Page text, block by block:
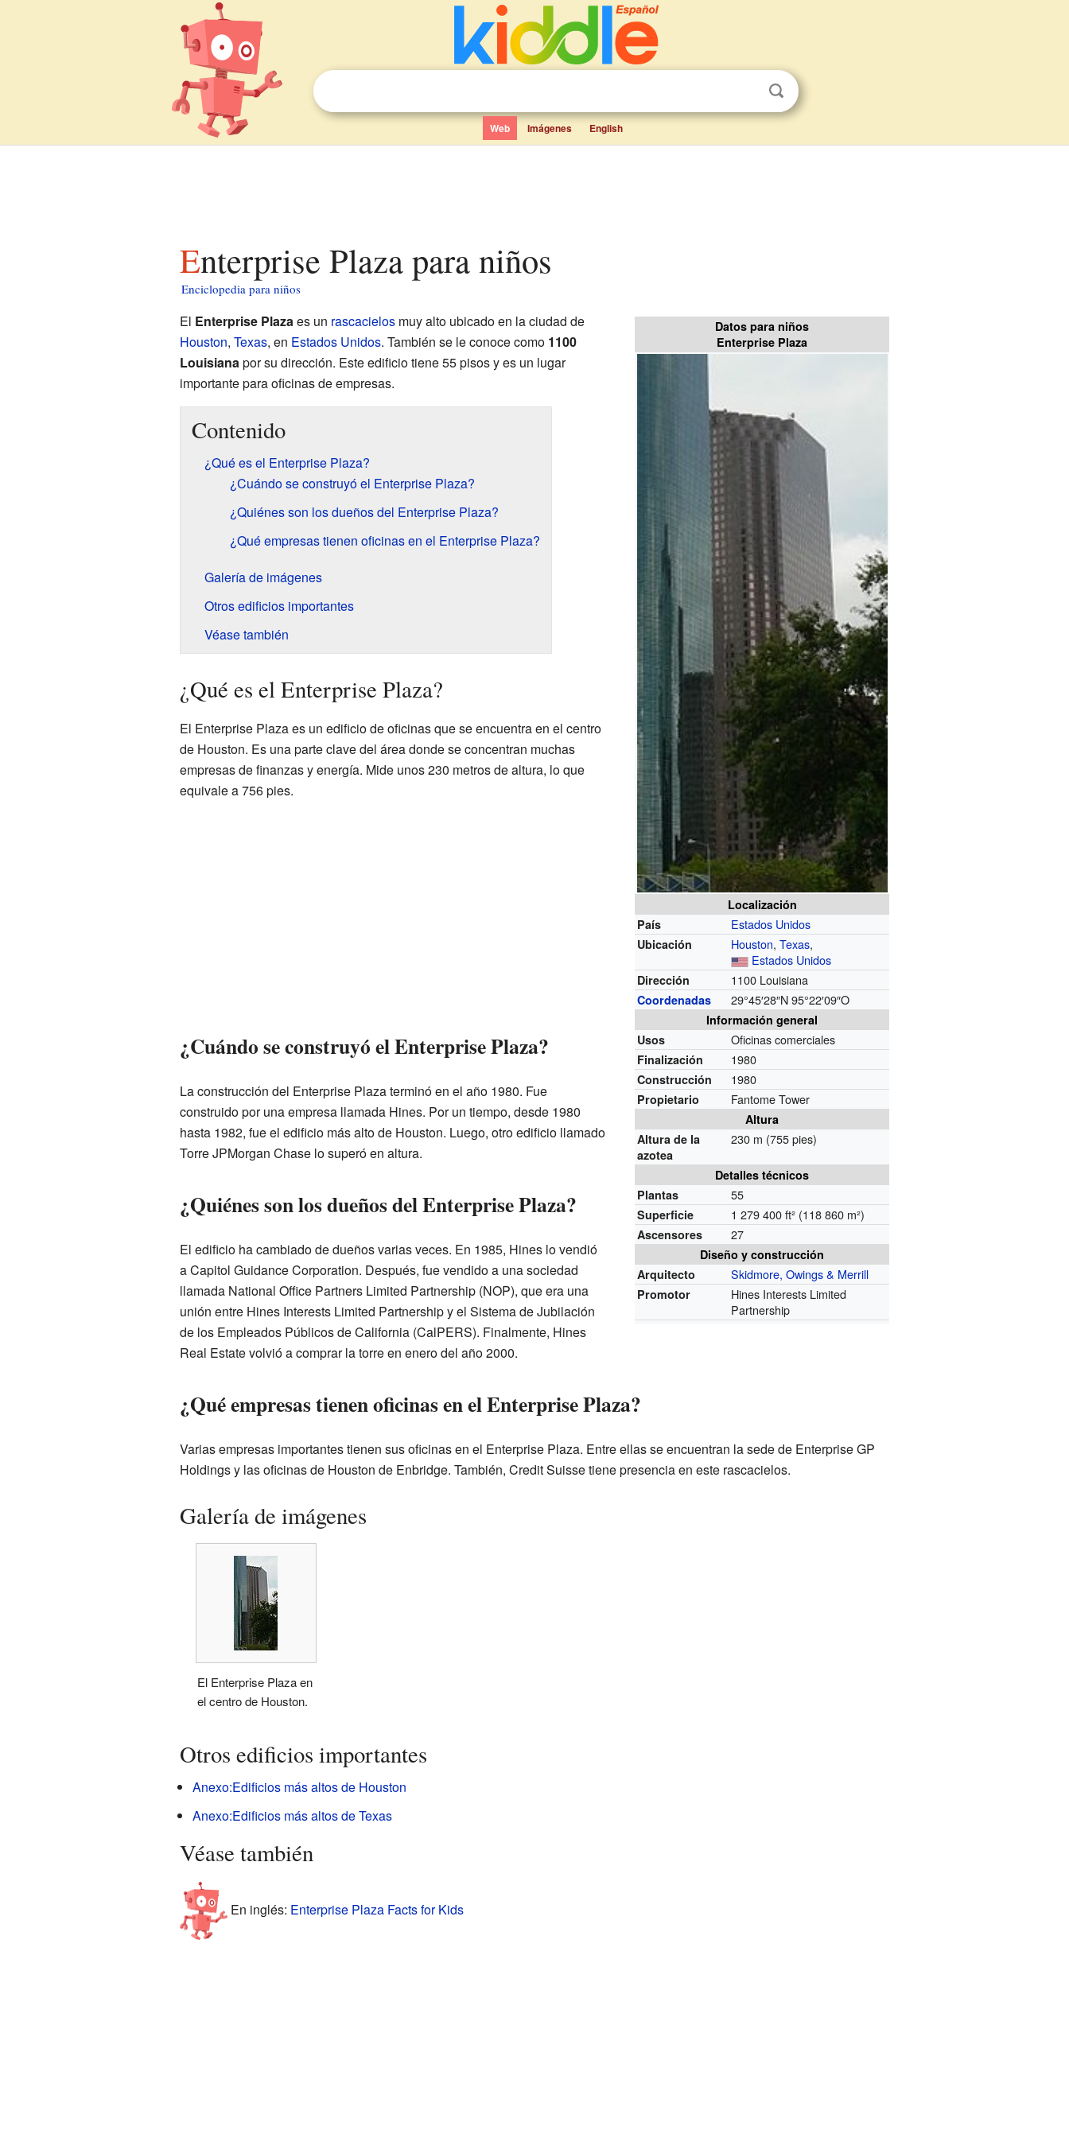
Web Imágenes English
Enterprise Plaza para niños
Enciclopedia para niños
Datos para niños
Enterprise Plaza
Localización
País
Estados Unidos
Ubicación Houston,Texas,
Estados Unidos
Dirección 1100 Louisiana
Coordenadas 29°45′28″N 95°22′09″O
Información general
Usos
Oficinas comerciales
Finalización 1980
Construcción 1980
Propietario Fantome Tower
Altura
Altura de la
azotea
230 m (755 pies)
Detalles técnicos
Plantas
55
Superficie 1 279 400 ft² (118 860 m²)
Ascensores 27
Diseño y construcción
Arquitecto
Skidmore, Owings & Merrill
Promotor
Hines Interests Limited
Partnership
El Enterprise Plazaes un rascacielosmuy alto ubicado en la ciudad de
Houston, Texas, en Estados Unidos. También se le conoce como 1100
Louisianapor su dirección. Este edificio tiene 55 pisos y es un lugar
importante para oficinas de empresas.
Contenido
¿Qué es el Enterprise Plaza?
¿Cuándo se construyó el Enterprise Plaza?
¿Quiénes son los dueños del Enterprise Plaza?
¿Qué empresas tienen oficinas en el Enterprise Plaza?
Galería de imágenes
Otros edificios importantes
Véase también
¿Qué es el Enterprise Plaza?
El Enterprise Plaza es un edificio de oficinas que se encuentra en el centro
de Houston. Es una parte clave del área donde se concentran muchas
empresas de finanzas y energía. Mide unos 230 metros de altura, lo que
equivale a 756 pies.
¿Cuándo se construyó el Enterprise Plaza?
La construcción del Enterprise Plaza terminó en el año 1980. Fue
construido por una empresa llamada Hines. Por un tiempo, desde 1980
hasta 1982, fue el edificio más alto de Houston. Luego, otro edificio llamado
Torre JPMorgan Chase lo superó en altura.
¿Quiénes son los dueños del Enterprise Plaza?
El edificio ha cambiado de dueños varias veces. En 1985, Hines lo vendió
a Capitol Guidance Corporation. Después, fue vendido a una sociedad
llamada National Office Partners Limited Partnership (NOP), que era una
unión entre Hines Interests Limited Partnership y el Sistema de Jubilación
de los Empleados Públicos de California (CalPERS). Finalmente, Hines
Real Estate volvió a comprar la torre en enero del año 2000.
¿Qué empresas tienen oficinas en el Enterprise Plaza?
Varias empresas importantes tienen sus oficinas en el Enterprise Plaza. Entre ellas se encuentran la sede de Enterprise GP
Holdings y las oficinas de Houston de Enbridge. También, Credit Suisse tiene presencia en este rascacielos.
Galería de imágenes
El Enterprise Plaza en
el centro de Houston.
Otros edificios importantes
Anexo:Edificios más altos de Houston
Anexo:Edificios más altos de Texas
Véase también
En inglés: Enterprise Plaza Facts for Kids